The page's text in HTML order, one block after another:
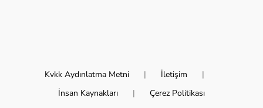
Kvkk Aydınlatma Metni
İletişim
İnsan Kaynakları
Çerez Politikası